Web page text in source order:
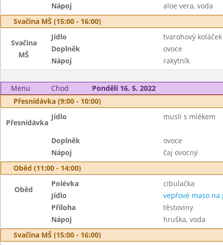
Nápoj
aloe vera, voda
Svačina MŠ (15:00 - 16:00)
Svačina
MŠ
Jídlo
tvarohový koláček
Doplněk
ovoce
Nápoj
rakytník
Menu Chod
Pondělí 16. 5. 2022
Přesnídávka (9:00 - 10:00)
Přesnídávka
Jídlo musli s mlékem
Doplněk
ovoce
Nápoj
čaj ovocný
Oběd (11:00 - 14:00)
Oběd
Polévka
cibulačka
Jídlo
vepřové maso na
Příloha
těstoviny
Nápoj
hruška, voda
Svačina MŠ (15:00 - 16:00)